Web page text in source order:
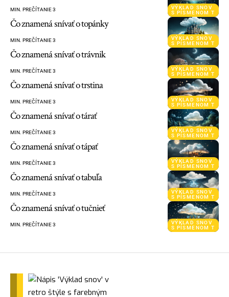
VÝKLAD SNOV
S PÍSMENOM T
MIN. PREČÍTANIE 3
VÝKLAD SNOV
S PÍSMENOM T
Čo znamená snívať o topánky
MIN. PREČÍTANIE 3
VÝKLAD SNOV
S PÍSMENOM T
Čo znamená snívať o trávnik
MIN. PREČÍTANIE 3
VÝKLAD SNOV
S PÍSMENOM T
Čo znamená snívať o trstina
MIN. PREČÍTANIE 3
VÝKLAD SNOV
S PÍSMENOM T
Čo znamená snívať o tárať
MIN. PREČÍTANIE 3
VÝKLAD SNOV
S PÍSMENOM T
Čo znamená snívať o tápať
MIN. PREČÍTANIE 3
VÝKLAD SNOV
S PÍSMENOM T
Čo znamená snívať o tabuľa
MIN. PREČÍTANIE 3
VÝKLAD SNOV
S PÍSMENOM T
Čo znamená snívať o tučnieť
MIN. PREČÍTANIE 3